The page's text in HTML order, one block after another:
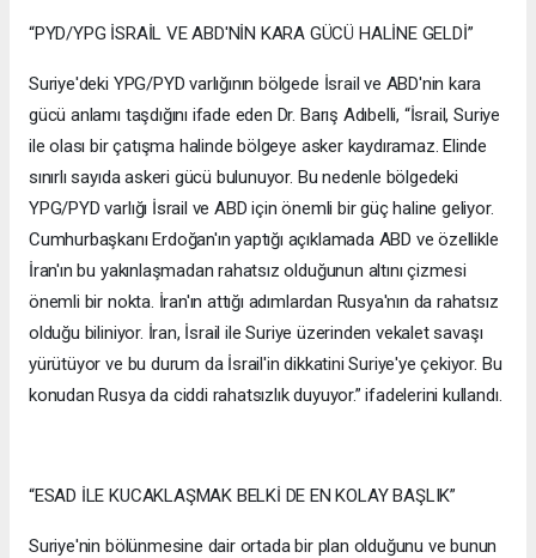
“PYD/YPG İSRAİL VE ABD'NİN KARA GÜCÜ HALİNE GELDİ”
Suriye'deki YPG/PYD varlığının bölgede İsrail ve ABD'nin kara
gücü anlamı taşdığını ifade eden Dr. Barış Adıbelli, “İsrail, Suriye
ile olası bir çatışma halinde bölgeye asker kaydıramaz. Elinde
sınırlı sayıda askeri gücü bulunuyor. Bu nedenle bölgedeki
YPG/PYD varlığı İsrail ve ABD için önemli bir güç haline geliyor.
Cumhurbaşkanı Erdoğan'ın yaptığı açıklamada ABD ve özellikle
İran'ın bu yakınlaşmadan rahatsız olduğunun altını çizmesi
önemli bir nokta. İran'ın attığı adımlardan Rusya'nın da rahatsız
olduğu biliniyor. İran, İsrail ile Suriye üzerinden vekalet savaşı
yürütüyor ve bu durum da İsrail'in dikkatini Suriye'ye çekiyor. Bu
konudan Rusya da ciddi rahatsızlık duyuyor.” ifadelerini kullandı.
“ESAD İLE KUCAKLAŞMAK BELKİ DE EN KOLAY BAŞLIK”
Suriye'nin bölünmesine dair ortada bir plan olduğunu ve bunun